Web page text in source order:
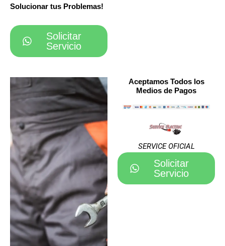
Solucionar tus Problemas!
Solicitar
Servicio
Aceptamos Todos los
Medios de Pagos
SERVICE OFICIAL
Solicitar
Servicio